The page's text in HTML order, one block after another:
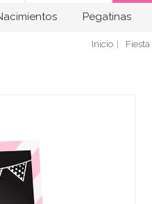
Pegatinas
Inicio Fiesta